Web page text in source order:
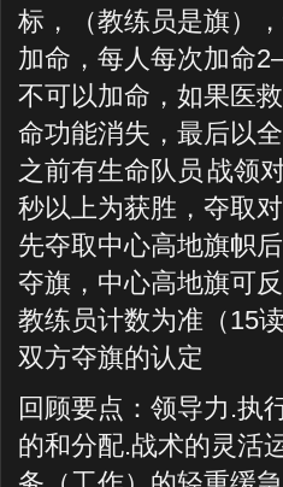
标，（教练员是旗）
加命，每人每次加命
不可以加命，如果医
命功能消失，最后以
之前有生命队员 战领
秒以上为获胜，夺取
先夺取中心高地旗帜
夺旗，中心高地旗可
教练员计数为准（15
双方夺旗的认定
回顾要点：领导力 .执
的和分配.战术的灵活